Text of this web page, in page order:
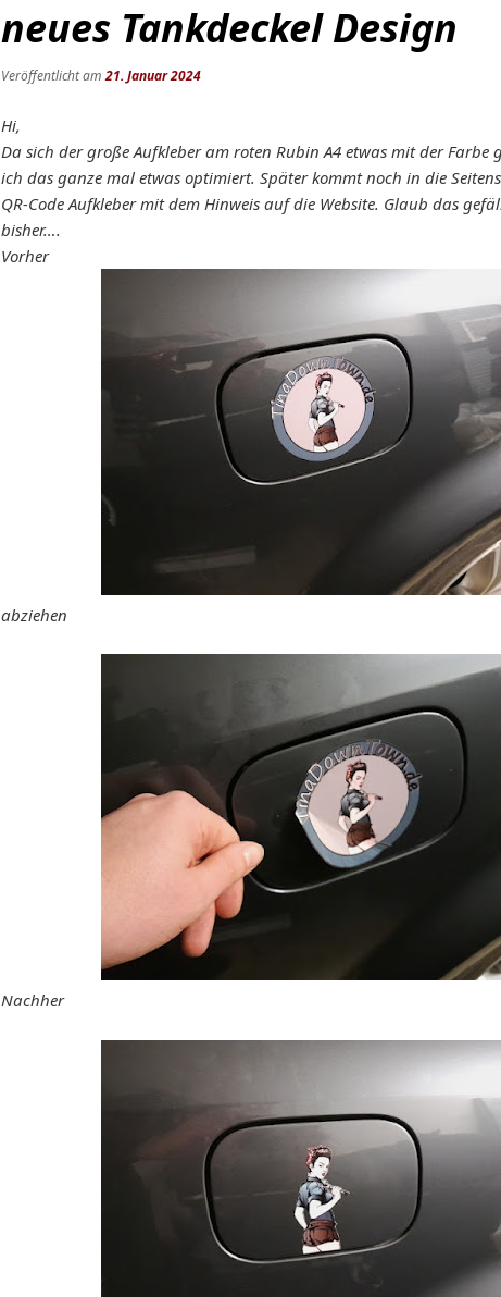
neues Tankdeckel Design
Veröffentlicht am21. Januar 2024
Hi,
Da sich der große Aufkleber am roten Rubin A4 etwas mit der Farbe
ich das ganze mal etwas optimiert. Später kommt noch in die
QR-Code Aufkleber mit dem Hinweis auf die Website. Glaub das
bisher….
Vorher
abziehen
Nachher